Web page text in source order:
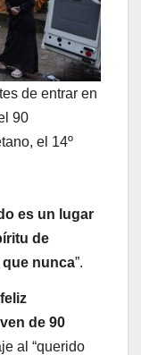
de entrar en
90
el 14º
es un lugar
de
que nunca”.
de 90
al “querido